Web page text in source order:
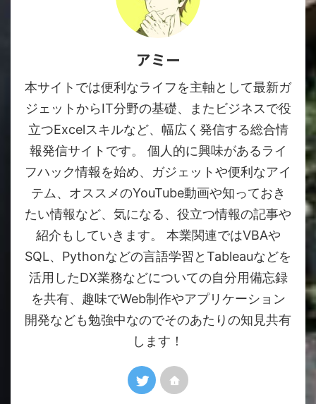
アミー
本サイトでは便利なライフを主軸として最新ガ
ジェットからIT分野の基礎、またビジネスで役
立つExcelスキルなど、幅広く発信する総合情
報発信サイトです。 個人的に興味があるライ
フハック情報を始め、ガジェットや便利なアイ
テム、オススメのYouTube動画や知っておき
たい情報など、気になる、役立つ情報の記事や
紹介もしていきます。 本業関連ではVBAや
SQL、Pythonなどの言語学習とTableauなどを
活用したDX業務などについての自分用備忘録
を共有、趣味でWeb制作やアプリケーション
開発なども勉強中なのでそのあたりの知見共有
します！